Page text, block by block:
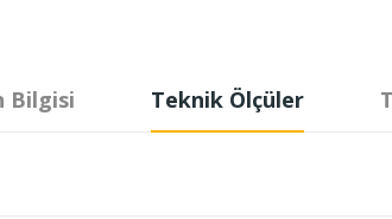
Bilgisi Teknik Ölçüler